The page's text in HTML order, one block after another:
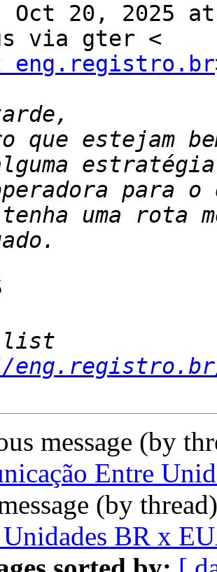
Oct 20, 2025
eng.registro.br
message (by
Entre
(by
BR x